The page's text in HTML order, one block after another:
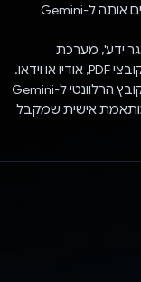
מסוימים. כשמשתמש שולח שאילתת, אנחנו שולחים אותה ל-Gemini
ידע', מערכת
Screenchat שומרת את הידע של המשתמשים כקובצי PDF, אודיו או וידאו.
כשמשתמש משתמש בידע הזה, הוא שולח את הקובץ הרלוונטי ל-Gemini
אישית שמקבל